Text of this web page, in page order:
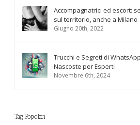
Accompagnatrici ed escort:
sul territorio, anche a Milano
Giugno 20th, 2022
Trucchi e Segreti di
Nascoste per Esperti
Novembre 6th, 2024
Tag Popolari